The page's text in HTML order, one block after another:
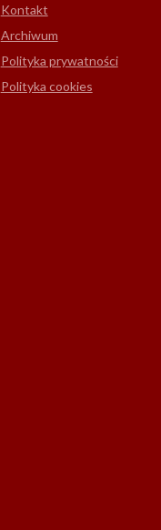
Kontakt
Archiwum
Polityka prywatności
Polityka cookies